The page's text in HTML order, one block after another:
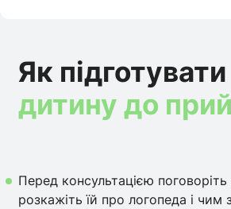
Як підготувати
дитину до
Перед консультацією
розкажіть їй про логопеда і чим